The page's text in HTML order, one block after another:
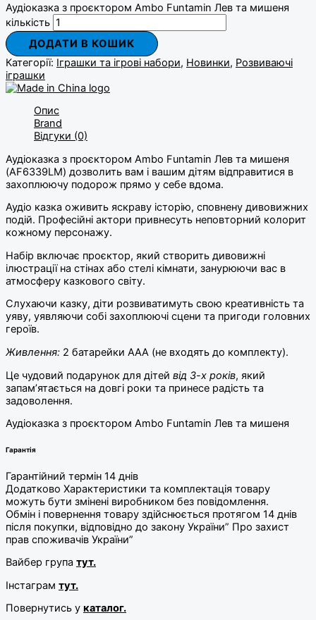
Аудіоказка з проєктором Ambo Funtamin Лев та мишеня
кількість
ДОДАТИ В КОШИК
Категорії: Іграшки та ігрові набори, Новинки, Розвиваючі
іграшки
Опис
Brand
Відгуки (0)
Аудіоказка з проєктором Ambo Funtamin Лев та мишеня
(AF6339LM) дозволить вам і вашим дітям відправитися в
захоплюючу подорож прямо у себе вдома.
Аудіо казка оживить яскраву історію, сповнену дивовижних
подій. Професійні актори привнесуть неповторний колорит
кожному персонажу.
Набір включає проєктор, який створить дивовижні
ілюстрації на стінах або стелі кімнати, занурюючи вас в
атмосферу казкового світу.
Слухаючи казку, діти розвиватимуть свою креативність та
уяву, уявляючи собі захоплюючі сцени та пригоди головних
героїв.
Живлення: 2 батарейки ААА (не входять до комплекту).
Це чудовий подарунок для дітей від 3-х років, який
запам’ятається на довгі роки та принесе радість та
задоволення.
Аудіоказка з проєктором Ambo Funtamin Лев та мишеня
Гарантія
Гарантійний термін 14 днів
Додатково Характеристики та комплектація товару
можуть бути змінені виробником без повідомлення.
Обмін і повернення товару здійснюється протягом 14 днів
після покупки, відповідно до закону України” Про захист
прав споживачів України”
Вайбер група тут.
Інстаграм тут.
Повернутись у каталог.